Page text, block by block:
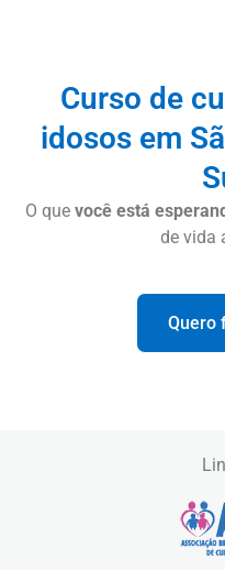
Curso de
idosos em
O que você está
de vida
Quero